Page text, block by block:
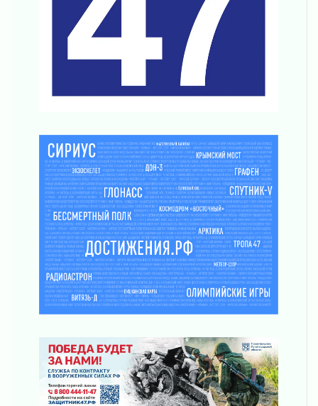
Уроки безопасности для детей и взрослых
03 августа 2026
Ленобласть отмечает День Воздушно-
десантных войск
«Активное лето»
регионом и страной
02 августа 2026
Ладога — не пруд
02 августа 2026
ПСК через Гослуслуги напомнит жителям
Ленинградской области о неоплаченных
счетах
02 августа 2026
Пропавшего подростка нашли в Кировском
районе Ленобласти
02 августа 2026
Жителям Ленобласти напомнили, как
02 августа 2026
В Ивангороде назвали новых почетных
граждан Ленинградской области
02 августа 2026